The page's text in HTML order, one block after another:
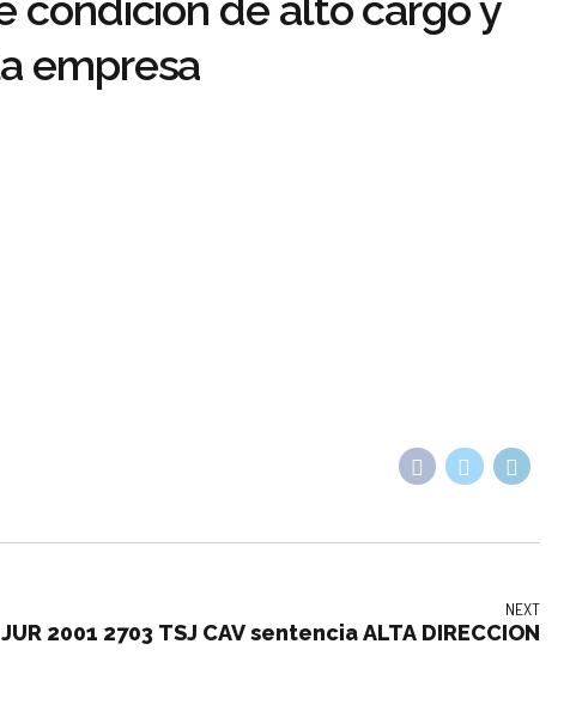
empresa
NEXT
JUR 2001 2703 TSJ CAV sentencia ALTA DIRECCION